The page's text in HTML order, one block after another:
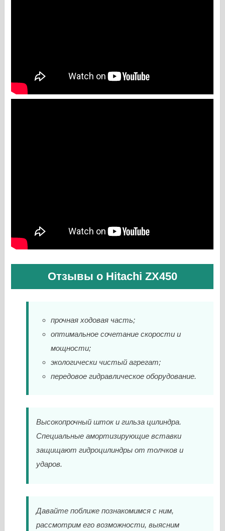
Отзывы о Hitachi ZX450
прочная ходовая часть;
оптимальное сочетание скорости и
мощности;
экологически чистый агрегат;
передовое гидравлическое оборудование.
Высокопрочный шток и гильза цилиндра.
Специальные амортизирующие вставки
защищают гидроцилиндры от толчков и
ударов.
Давайте поближе познакомимся с ним,
рассмотрим его возможности, выясним